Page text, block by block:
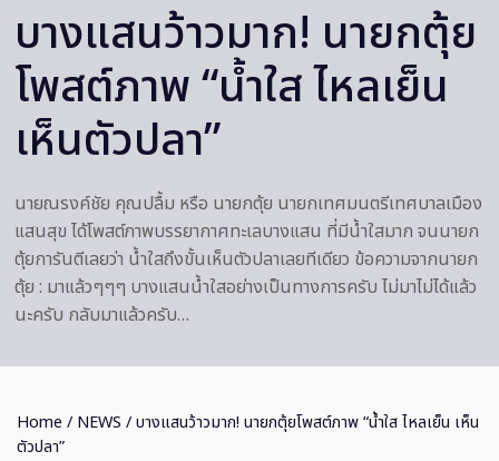
บางแสนว้าวมาก! นายกตุ้ย
โพสต์ภาพ “น้ำใส ไหลเย็น
เห็นตัวปลา”
นายณรงค์ชัย คุณปลื้ม หรือ นายกตุ้ย นายกเทศมนตรีเทศบาลเมือง
แสนสุข ได้โพสต์ภาพบรรยากาศทะเลบางแสน ที่มีน้ำใสมาก จนนายก
ตุ้ยการันตีเลยว่า น้ำใสถึงขั้นเห็นตัวปลาเลยทีเดียว ข้อความจากนายก
ตุ้ย : มาแล้วๆๆๆ บางแสนน้ำใสอย่างเป็นทางการครับ ไม่มาไม่ได้แล้ว
นะครับ กลับมาแล้วครับ…
Home / NEWS / บางแสนว้าวมาก! นายกตุ้ยโพสต์ภาพ “น้ำใส ไหลเย็น เห็น
ตัวปลา”